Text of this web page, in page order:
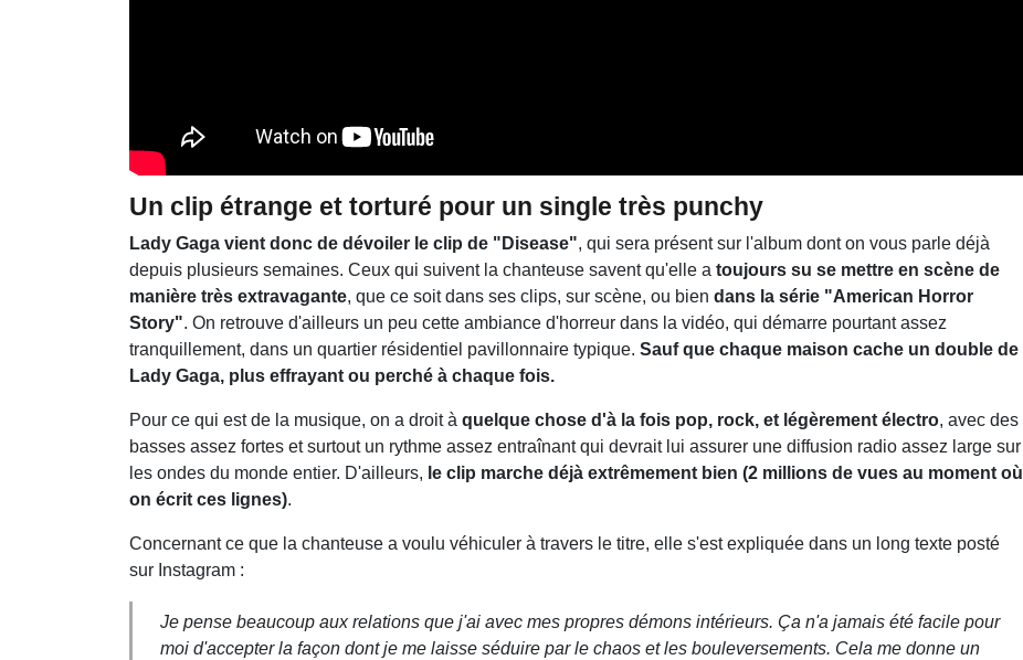
Un clip étrange et torturé pour un single très punchy
Lady Gaga vient donc de dévoiler le clip de "Disease", qui sera présent sur l'album dont on vous parle déjà
depuis plusieurs semaines. Ceux qui suivent la chanteuse savent qu'elle a toujours su se mettre en scène de
manière très extravagante, que ce soit dans ses clips, sur scène, ou bien dans la série "American Horror
Story". On retrouve d'ailleurs un peu cette ambiance d'horreur dans la vidéo, qui démarre pourtant assez
tranquillement, dans un quartier résidentiel pavillonnaire typique. Sauf que chaque maison cache un double de
Lady Gaga, plus effrayant ou perché à chaque fois.
Pour ce qui est de la musique, on a droit à quelque chose d'à la fois pop, rock, et légèrement électro, avec des
basses assez fortes et surtout un rythme assez entraînant qui devrait lui assurer une diffusion radio assez large sur
les ondes du monde entier. D'ailleurs, le clip marche déjà extrêmement bien (2 millions de vues au moment où
on écrit ces lignes).
Concernant ce que la chanteuse a voulu véhiculer à travers le titre, elle s'est expliquée dans un long texte posté
sur Instagram :
Je pense beaucoup aux relations que j'ai avec mes propres démons intérieurs. Ça n'a jamais été facile pour
moi d'accepter la façon dont je me laisse séduire par le chaos et les bouleversements. Cela me donne un